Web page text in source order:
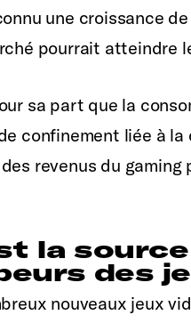
une croissance
pourrait atteindre
sa part que la
confinement liée à
revenus du
la
des
nouveaux jeux